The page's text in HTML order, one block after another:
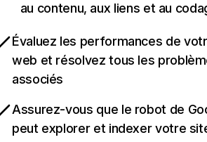
au contenu, aux liens et au
Évaluez les performances de
web et résolvez tous les
associés
Assurez-vous que le robot de
peut explorer et indexer votre